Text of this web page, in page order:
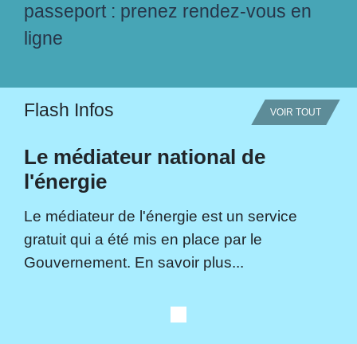
passeport : prenez rendez-vous en
ligne
Flash Infos VOIR TOUT
Le médiateur national de
l'énergie
Le médiateur de l'énergie est un service
gratuit qui a été mis en place par le
Gouvernement. En savoir plus...